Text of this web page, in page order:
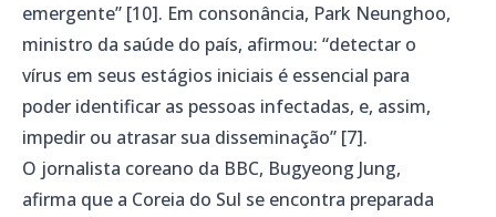
emergente” [10]. Em consonância, Park Neunghoo,
ministro da saúde do país, afirmou: “detectar o
vírus em seus estágios iniciais é essencial para
poder identificar as pessoas infectadas, e, assim,
impedir ou atrasar sua disseminação” [7].
O jornalista coreano da BBC, Bugyeong Jung,
afirma que a Coreia do Sul se encontra preparada